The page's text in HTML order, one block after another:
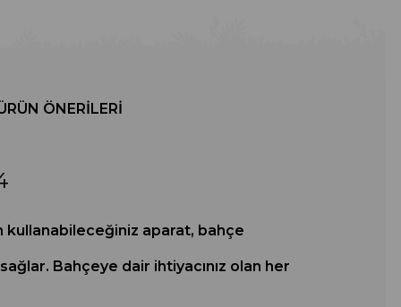
ÖNERILERI
kullanabileceğiniz aparat, bahçe
Bahçeye dair ihtiyacınız olan her